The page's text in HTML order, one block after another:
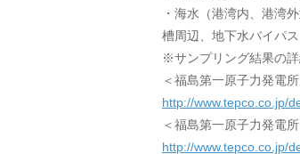
・海水（港湾内、港湾
槽周辺、地下水バイパ
※サンプリング結果の詳
＜福島第一原子力発電
http://www.tepco.co.jp/
＜福島第一原子力発電
http://www.tepco.co.jp/